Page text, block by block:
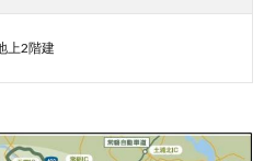
上2階建